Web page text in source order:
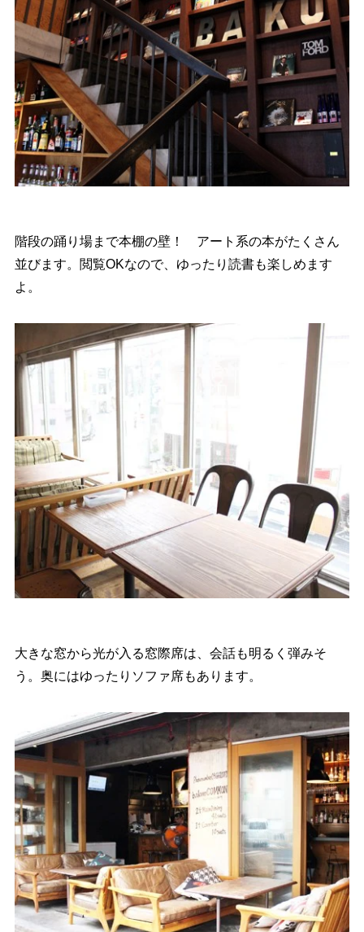
階段の踊り場まで本棚の壁！ アート系の本がたくさん
並びます。閲覧OKなので、ゆったり読書も楽しめます
よ。
大きな窓から光が入る窓際席は、会話も明るく弾みそ
う。奥にはゆったりソファ席もあります。